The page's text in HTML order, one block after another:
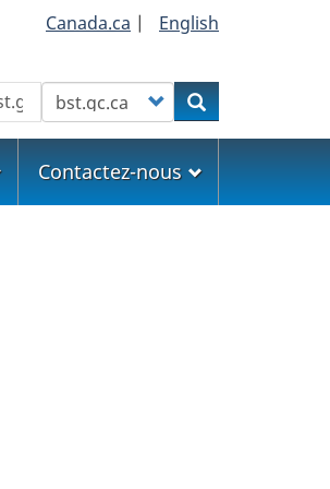
Canada.ca | English
Customize your searchRechercher
Contactez-nous